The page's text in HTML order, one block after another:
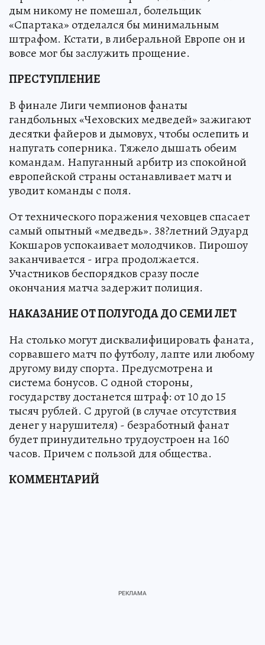
дым никому не помешал, болельщик
«Спартака» отделался бы минимальным
штрафом. Кстати, в либеральной Европе он и
вовсе мог бы заслужить прощение.
ПРЕСТУПЛЕНИЕ
В финале Лиги чемпионов фанаты
гандбольных «Чеховских медведей» зажигают
десятки файеров и дымовух, чтобы ослепить и
напугать соперника. Тяжело дышать обеим
командам. Напуганный арбитр из спокойной
европейской страны останавливает матч и
уводит команды с поля.
От технического поражения чеховцев спасает
самый опытный «медведь». 38?летний Эдуард
Кокшаров успокаивает молодчиков. Пирошоу
заканчивается - игра продолжается.
Участников беспорядков сразу после
окончания матча задержит полиция.
НАКАЗАНИЕ ОТ ПОЛУГОДА ДО СЕМИ ЛЕТ
На столько могут дисквалифицировать фаната,
сорвавшего матч по футболу, лапте или любому
другому виду спорта. Предусмотрена и
система бонусов. С одной стороны,
государству достанется штраф: от 10 до 15
тысяч рублей. С другой (в случае отсутствия
денег у нарушителя) - безработный фанат
будет принудительно трудоустроен на 160
часов. Причем с пользой для общества.
КОММЕНТАРИЙ